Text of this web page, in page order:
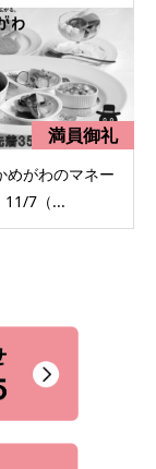
がわのマネー
7（...